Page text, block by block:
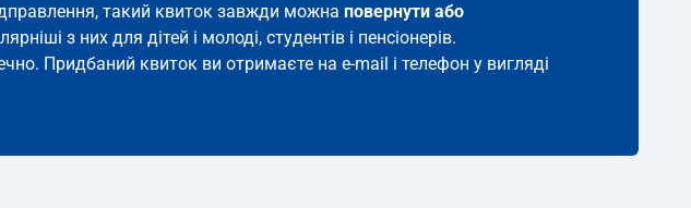
такий квиток завжди можна повернути або
з них для дітей і молоді, студентів і пенсіонерів.
Придбаний квиток ви отримаєте на e-mail і телефон у вигляді